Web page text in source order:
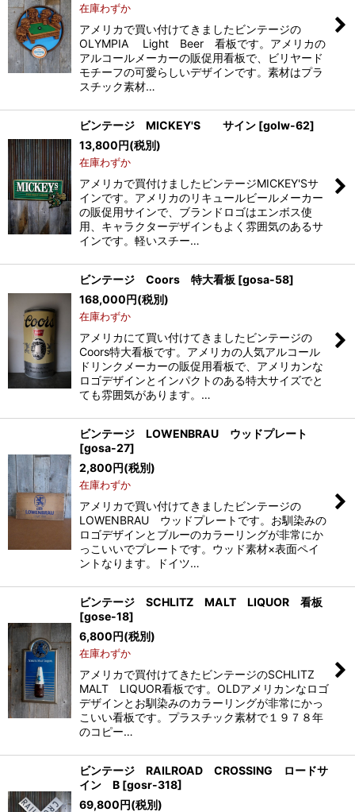
在庫わずか
アメリカで買い付けてきましたビンテージの
OLYMPIA Light Beer 看板です。アメリカの
アルコールメーカーの販促用看板で、ビリヤード
モチーフの可愛らしいデザインです。素材はプラ
スチック素材…
ビンテージ MICKEY'S サイン [golw-62]
13,800円(税別)
在庫わずか
アメリカで買付けましたビンテージMICKEY'Sサ
インです。アメリカのリキュールビールメーカー
の販促用サインで、ブランドロゴはエンボス使
用、キャラクターデザインもよく雰囲気のあるサ
インです。軽いスチー…
ビンテージ Coors 特大看板 [gosa-58]
168,000円(税別)
在庫わずか
アメリカにて買い付けてきましたビンテージの
Coors特大看板です。アメリカの人気アルコール
ドリンクメーカーの販促用看板で、アメリカンな
ロゴデザインとインパクトのある特大サイズでと
ても雰囲気があります。…
ビンテージ LOWENBRAU ウッドプレート
[gosa-27]
2,800円(税別)
在庫わずか
アメリカで買い付けてきましたビンテージの
LOWENBRAU ウッドプレートです。お馴染みの
ロゴデザインとブルーのカラーリングが非常にか
っこいいでプレートです。ウッド素材×表面ペイ
ントなります。ドイツ…
ビンテージ SCHLITZ MALT LIQUOR 看板
[gose-18]
6,800円(税別)
在庫わずか
アメリカで買付けてきたビンテージのSCHLITZ
MALT LIQUOR看板です。OLDアメリカンなロゴ
デザインとお馴染みのカラーリングが非常にかっ
こいい看板です。プラスチック素材で１９７８年
のコピー…
ビンテージ RAILROAD CROSSING ロードサ
イン B [gosr-318]
69,800円(税別)